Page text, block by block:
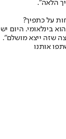
הלאה".
על כתפיך?
בינלאומי. היום יש
שזה ייצא מושלם".
אותנו